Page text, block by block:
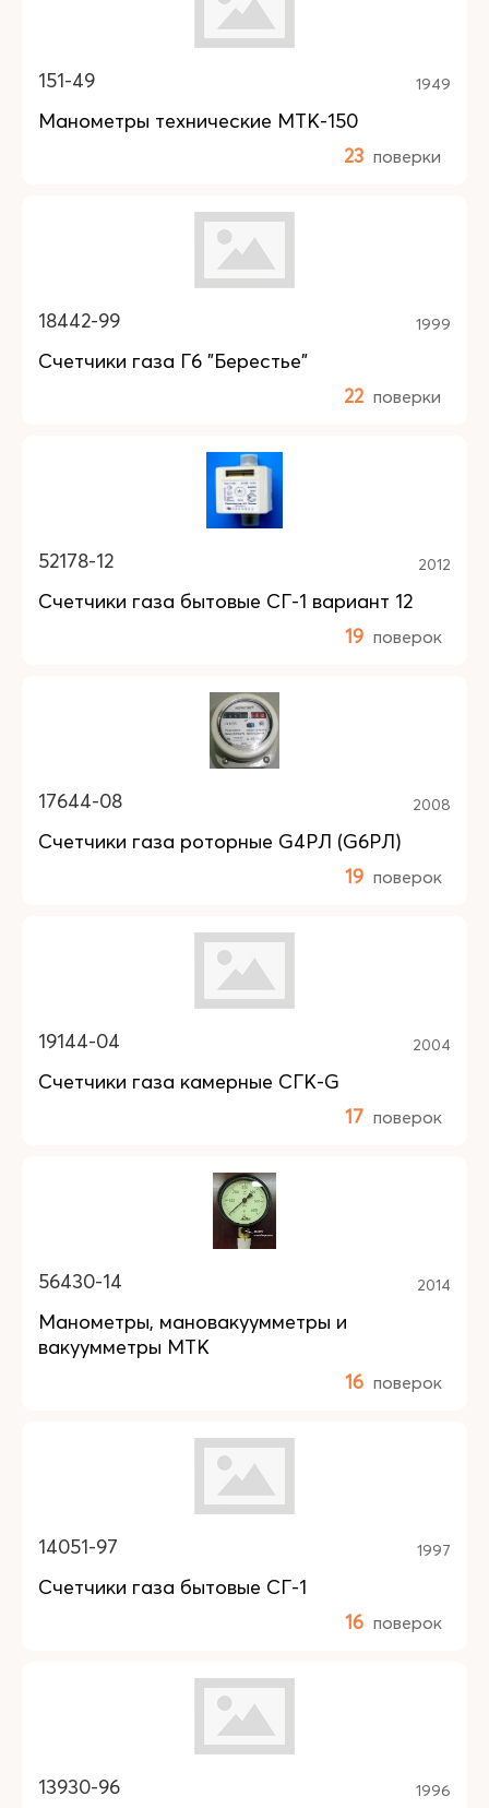
151-49 1949
Манометры технические МТК-150
23 поверки
18442-99 1999
Счетчики газа Г6 "Берестье"
22 поверки
52178-12 2012
Счетчики газа бытовые СГ-1 вариант 12
19 поверок
17644-08 2008
Счетчики газа роторные G4РЛ (G6РЛ)
19 поверок
19144-04 2004
Счетчики газа камерные СГК-G
17 поверок
56430-14 2014
Манометры, мановакуумметры и
вакуумметры МТК
16 поверок
14051-97 1997
Счетчики газа бытовые СГ-1
16 поверок
13930-96 1996